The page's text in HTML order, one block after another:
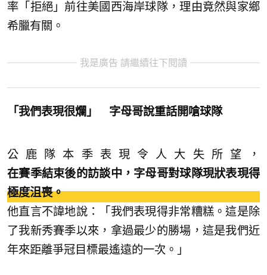
率「拒絕」前往美國西海岸球隊，理由竟然與家鄉
希臘有關。
我是廣告 請繼續往下閱讀
「我們表現很爛」 字母哥說重話開嗆球隊
公鹿隊本季表現令人大失所望，
在賽季結束後的訪談中，字母哥對球隊現狀表現得
極度沮喪。
他直言不諱地說：「我們表現得非常糟糕。這是除
了我新秀賽季以來，拿過最少的勝場，這是我們近
年來距離爭冠目標最遙遠的一次。」